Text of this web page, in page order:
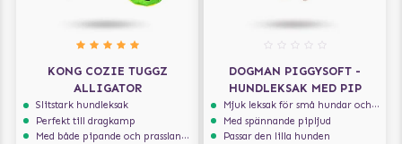
KONG COZIE TUGGZ
ALLIGATOR
Slitstark hundleksak
Perfekt till dragkamp
Med både pipande och prasslande ljud
DOGMAN PIGGYSOFT -
HUNDLEKSAK MED PIP
Mjuk leksak för små hundar och valpar.
Med spännande pipljud
Passar den lilla hunden